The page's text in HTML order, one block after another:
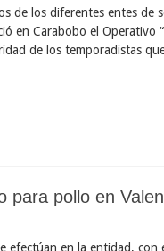
de los diferentes entes de
en Carabobo el Operativo
de los temporadistas
para pollo en
efectúan en la entidad, con